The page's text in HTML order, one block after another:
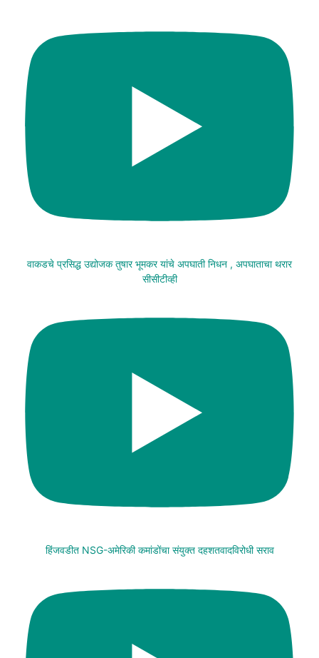
वाकडचे प्रसिद्ध उद्योजक तुषार भूमकर यांचे अपघाती निधन , अपघाताचा थरार
सीसीटीव्ही
हिंजवडीत NSG-अमेरिकी कमांडोंचा संयुक्त दहशतवादविरोधी सराव